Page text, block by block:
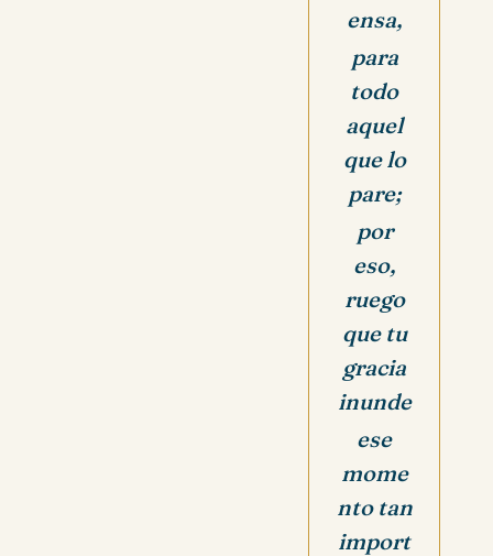
ensa,
para
todo
aquel
que lo
pare;
por
eso,
ruego
que tu
gracia
inunde
ese
mome
nto tan
import